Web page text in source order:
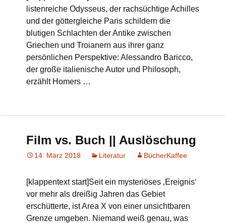
listenreiche Odysseus, der rachsüchtige Achilles
und der göttergleiche Paris schildern die
blutigen Schlachten der Antike zwischen
Griechen und Troianern aus ihrer ganz
persönlichen Perspektive: Alessandro Baricco,
der große italienische Autor und Philosoph,
erzählt Homers …
Film vs. Buch || Auslöschung
14. März 2018 Literatur BücherKaffee
[klappentext start]Seit ein mysteriöses ‚Ereignis‘
vor mehr als dreißig Jahren das Gebiet
erschütterte, ist Area X von einer unsichtbaren
Grenze umgeben. Niemand weiß genau, was